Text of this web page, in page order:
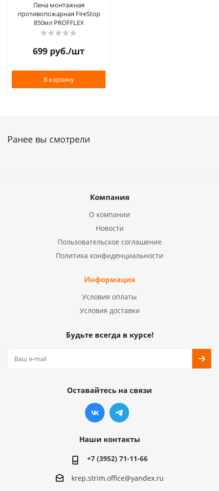
Пена монтажная
противопожарная FireStop
850мл PROFFLEX
699 руб./шт
В корзину
Ранее вы смотрели
Компания
О компании
Новости
Пользовательское соглашение
Политика конфиденциальности
Информация
Условия оплаты
Условия доставки
Будьте всегда в курсе!
Оставайтесь на связи
Наши контакты
+7 (3952) 71-11-66
krep.strim.office@yandex.ru